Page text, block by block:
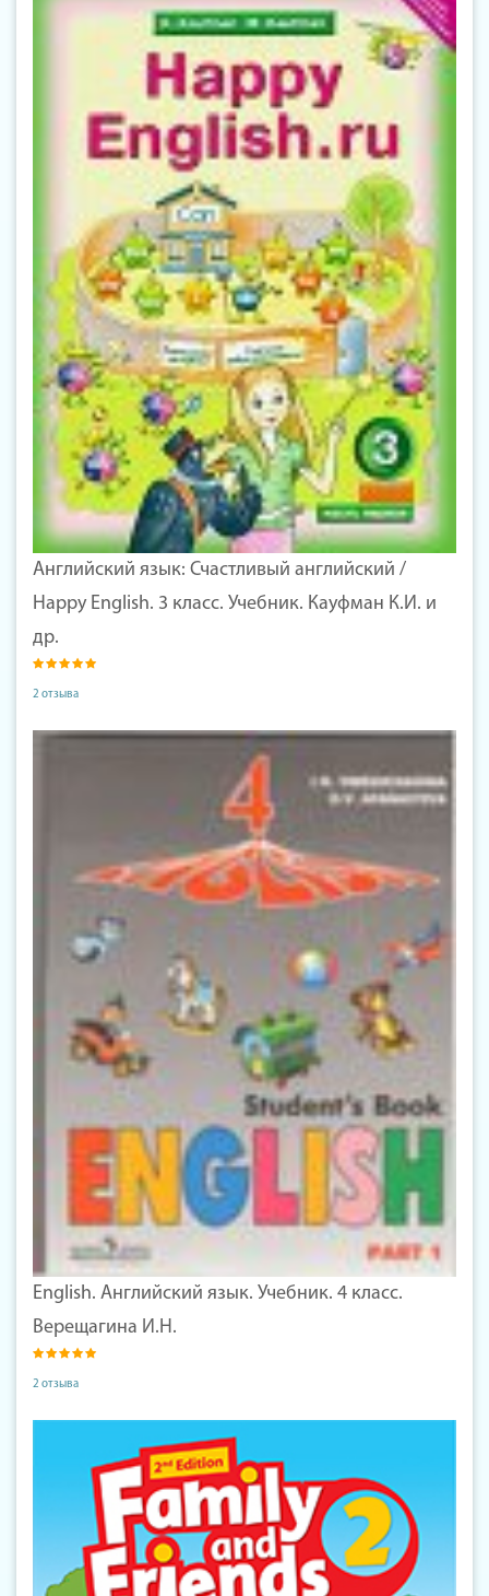
Английский язык: Счастливый английский /
Happy English. 3 класс. Учебник. Кауфман К.И. и
др.
2 отзыва
English. Английский язык. Учебник. 4 класс.
Верещагина И.Н.
2 отзыва